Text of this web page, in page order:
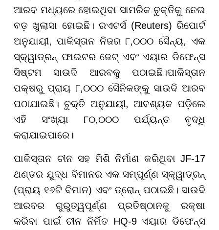
ଆରବ ମଧ୍ୟରେ ହୋଇଥିବା ସାମରିକ ଚୁକ୍ତିକୁ ନେଇ
ବଡ଼ ଖୁଲାସା ହୋଇଛି। ରଏଟର୍ସ (Reuters) ରିପୋର୍ଟ
ଅନୁଯାୟୀ, ପାକିସ୍ତାନ ନିଜର ୮,୦୦୦ ସୈନ୍ୟ, ଏକ
ସ୍କ୍ୱାଡ୍ରନ୍ ଫାଇଟର ଜେଟ୍ ଏବଂ ଏୟାର ଡିଫେନ୍ସ
ସିଷ୍ଟମ ସାଉଦି ଆରବକୁ ପଠାଇଛି।ପାକିସ୍ତାନ
ପକ୍ଷରୁ ପ୍ରାୟ ୮,୦୦୦ ସୈନିକଙ୍କୁ ସାଉଦି ଆରବ
ପଠାଯାଇଛି। ଚୁକ୍ତି ଅନୁଯାୟୀ, ଆବଶ୍ୟକ ପଡ଼ିଲେ
ଏହି ସଂଖ୍ୟା ୮୦,୦୦୦ ପର୍ଯ୍ୟନ୍ତ ବୃଦ୍ଧି
କରାଯାଇପାରେ।
ପାକିସ୍ତାନ ଚୀନ ସହ ମିଶି ନିର୍ମାଣ କରିଥିବା JF-17
ଥଣ୍ଡର ଯୁଦ୍ଧ ବିମାନର ଏକ ସମ୍ପୂର୍ଣ୍ଣ ସ୍କ୍ୱାଡ୍ରନ୍
(ପ୍ରାୟ ୧୬ଟି ବିମାନ) ଏବଂ ଡ୍ରୋନ୍ ପଠାଇଛି। ସାଉଦି
ଆରବର ଗୁରୁତ୍ୱପୂର୍ଣ୍ଣ ପ୍ରତିଷ୍ଠାନକୁ ରକ୍ଷା
କରିବା ପାଇଁ ଚୀନ ନିର୍ମିତ HQ-9 ଏୟାର ଡିଫେନ୍ସ